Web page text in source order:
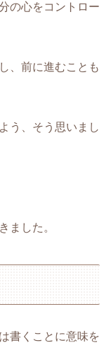
の心をコントロー
、前に進むことも
う、そう思いまし
ました。
書くことに意味を